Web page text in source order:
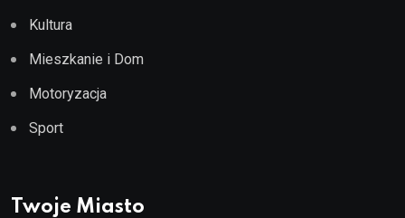
Kultura
Mieszkanie i Dom
Motoryzacja
Sport
Twoje Miasto